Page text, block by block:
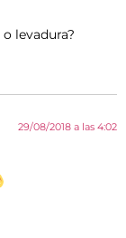
levadura?
29/08/2018 a las 4:02